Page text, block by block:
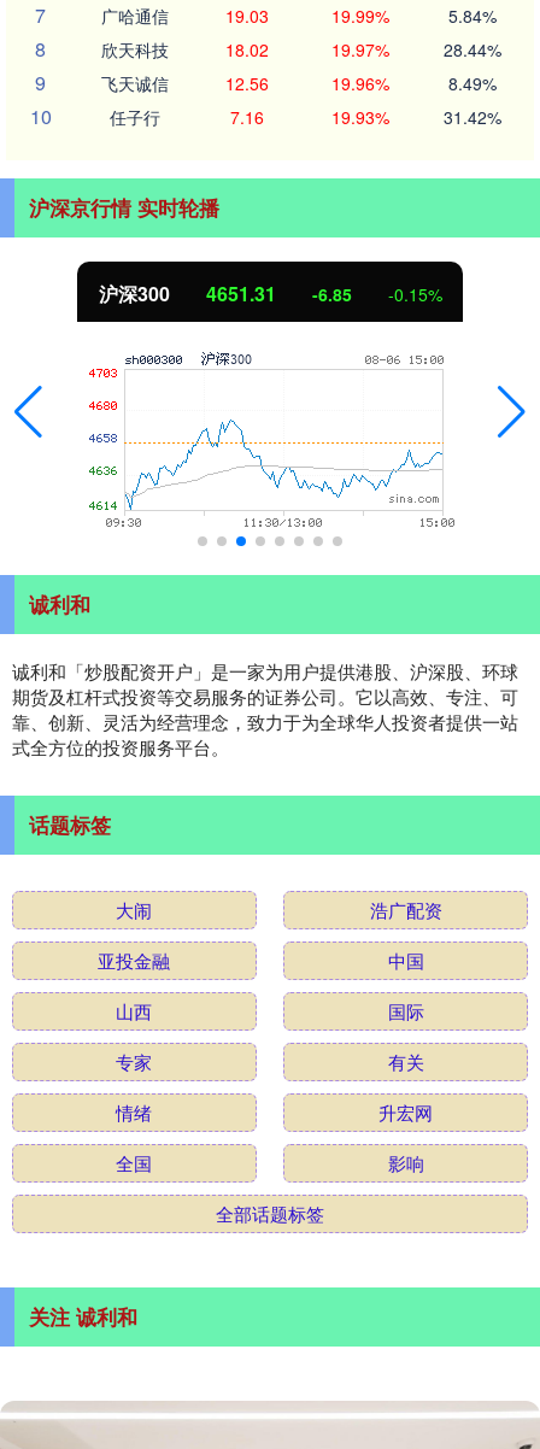
7 广哈通信 19.03 19.99% 5.84%
8 欣天科技 18.02 19.97% 28.44%
9 飞天诚信 12.56 19.96% 8.49%
10 任子行 7.16 19.93% 31.42%
沪深京行情 实时轮播
沪深300 4651.31 -6.85 -0.15%
诚利和
诚利和「炒股配资开户」是一家为用户提供港股、沪深股、环球
期货及杠杆式投资等交易服务的证券公司。它以高效、专注、可
靠、创新、灵活为经营理念，致力于为全球华人投资者提供一站
式全方位的投资服务平台。
话题标签
大闹
浩广配资
亚投金融
中国
山西
国际
专家
有关
情绪
升宏网
全国
影响
全部话题标签
关注 诚利和